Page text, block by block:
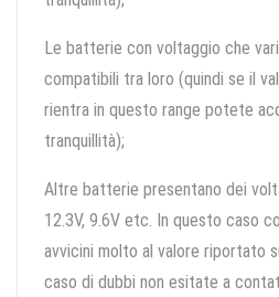
Le batterie con voltaggio che
compatibili tra loro (quindi se il
rientra in questo range potete
tranquillità);
Altre batterie presentano dei
12.3V, 9.6V etc. In questo caso
avvicini molto al valore riportato
caso di dubbi non esitate a